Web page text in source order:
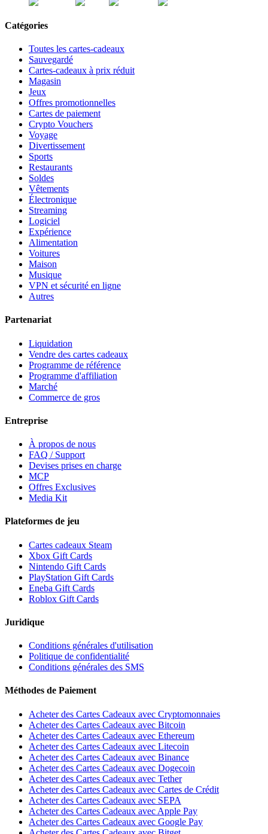
Catégories
Toutes les cartes-cadeaux
Sauvegardé
Cartes-cadeaux à prix réduit
Magasin
Jeux
Offres promotionnelles
Cartes de paiement
Crypto Vouchers
Voyage
Divertissement
Sports
Restaurants
Soldes
Vêtements
Électronique
Streaming
Logiciel
Expérience
Alimentation
Voitures
Maison
Musique
VPN et sécurité en ligne
Autres
Partenariat
Liquidation
Vendre des cartes cadeaux
Programme de référence
Programme d'affiliation
Marché
Commerce de gros
Entreprise
À propos de nous
FAQ / Support
Devises prises en charge
MCP
Offres Exclusives
Media Kit
Plateformes de jeu
Cartes cadeaux Steam
Xbox Gift Cards
Nintendo Gift Cards
PlayStation Gift Cards
Eneba Gift Cards
Roblox Gift Cards
Juridique
Conditions générales d'utilisation
Politique de confidentialité
Conditions générales des SMS
Méthodes de Paiement
Acheter des Cartes Cadeaux avec Cryptomonnaies
Acheter des Cartes Cadeaux avec Bitcoin
Acheter des Cartes Cadeaux avec Ethereum
Acheter des Cartes Cadeaux avec Litecoin
Acheter des Cartes Cadeaux avec Binance
Acheter des Cartes Cadeaux avec Dogecoin
Acheter des Cartes Cadeaux avec Tether
Acheter des Cartes Cadeaux avec Cartes de Crédit
Acheter des Cartes Cadeaux avec SEPA
Acheter des Cartes Cadeaux avec Apple Pay
Acheter des Cartes Cadeaux avec Google Pay